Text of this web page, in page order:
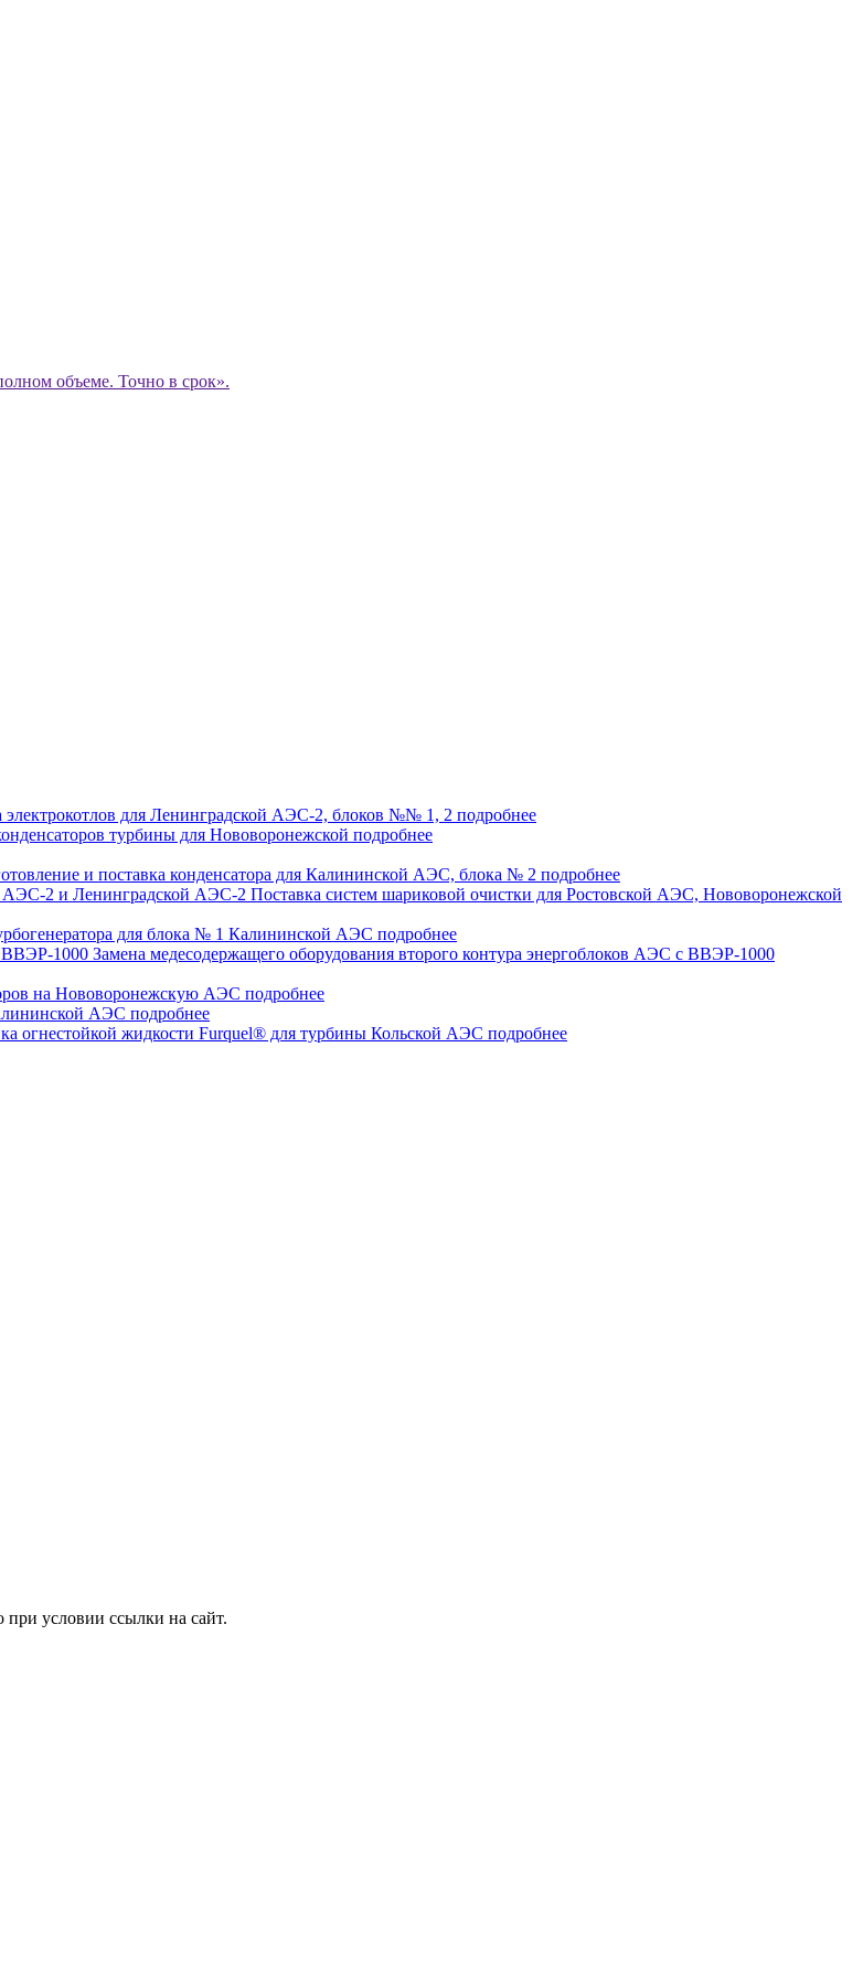
объеме. Точно в срок».
электрокотлов для Ленинградской АЭС-2, блоков №№ 1, 2 подробнее
турбины для Нововоронежской подробнее
и поставка конденсатора для Калининской АЭС, блока № 2 подробнее
Поставка систем шариковой очистки для Ростовской АЭС, Нововоронежской
для блока № 1 Калининской АЭС подробнее
Замена медесодержащего оборудования второго контура энергоблоков АЭС с ВВЭР-1000
на Нововоронежскую АЭС подробнее
АЭС подробнее
огнестойкой жидкости Furquel® для турбины Кольской АЭС подробнее
условии ссылки на сайт.